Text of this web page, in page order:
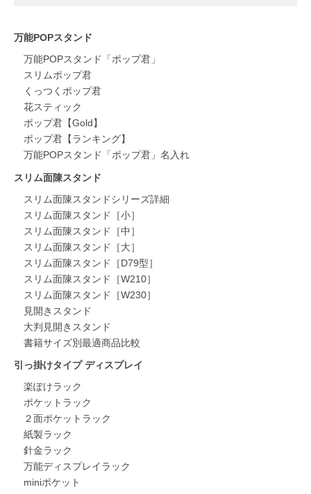
万能POPスタンド
万能POPスタンド「ポップ君」
スリムポップ君
くっつくポップ君
花スティック
ポップ君【Gold】
ポップ君【ランキング】
万能POPスタンド「ポップ君」名入れ
スリム面陳スタンド
スリム面陳スタンドシリーズ詳細
スリム面陳スタンド［小］
スリム面陳スタンド［中］
スリム面陳スタンド［大］
スリム面陳スタンド［D79型］
スリム面陳スタンド［W210］
スリム面陳スタンド［W230］
見開きスタンド
大判見開きスタンド
書籍サイズ別最適商品比較
引っ掛けタイプ ディスプレイ
楽ぽけラック
ポケットラック
２面ポケットラック
紙製ラック
針金ラック
万能ディスプレイラック
miniポケット